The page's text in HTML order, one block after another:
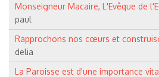
Monseigneur Macaire, L'Evêque de
paul
Rapprochons nos cœurs et
delia
La Paroisse est d'une importance